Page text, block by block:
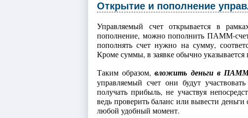
Открытие и пополнение
Управляемый счет открывается в
пополнение, можно пополнить ПАММ-
пополнять счет нужно на сумму,
Кроме суммы, в заявке обычно
Таким образом,вложить деньги в
управляемый счет они будут
получать прибыль, не участвуя
ведь проверить баланс или вывести
любой удобный момент.